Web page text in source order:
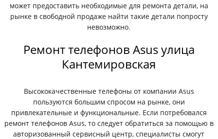
может предоставить необходимые для ремонта детали, на
рынке в свободной продаже найти такие детали попросту
невозможно.
Ремонт телефонов Asus улица
Кантемировская
Высококачественные телефоны от компании Asus
пользуются большим спросом на рынке, они
привлекательные и функциональные. Если потребовался
ремонт телефонов Asus, то следует обратиться за помощью в
авторизованный сервисный центр, специалисты смогут